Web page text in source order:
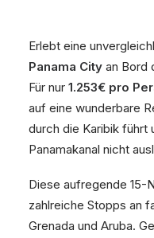
Erlebt eine
Panama City an Bord
Für nur 1.253€ pro
auf eine wunderbare
durch die Karibik führt
Panamakanal nicht
Diese aufregende 15-
zahlreiche Stopps an
Grenada und Aruba.